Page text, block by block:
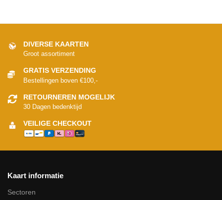
DIVERSE KAARTEN
Groot assortiment
GRATIS VERZENDING
Bestellingen boven €100,-
RETOURNEREN MOGELIJK
30 Dagen bedenktijd
VEILIGE CHECKOUT
Kaart informatie
Sectoren